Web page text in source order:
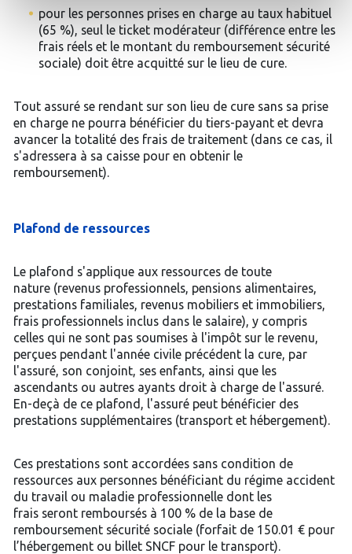
pour les personnes prises en charge au taux habituel
(65 %), seul le ticket modérateur (différence entre les
frais réels et le montant du remboursement sécurité
sociale) doit être acquitté sur le lieu de cure.
Tout assuré se rendant sur son lieu de cure sans sa prise
en charge ne pourra bénéficier du tiers-payant et devra
avancer la totalité des frais de traitement (dans ce cas, il
s'adressera à sa caisse pour en obtenir le
remboursement).
Plafond de ressources
Le plafond s'applique aux ressources de toute
nature (revenus professionnels, pensions alimentaires,
prestations familiales, revenus mobiliers et immobiliers,
frais professionnels inclus dans le salaire), y compris
celles qui ne sont pas soumises à l'impôt sur le revenu,
perçues pendant l'année civile précédent la cure, par
l'assuré, son conjoint, ses enfants, ainsi que les
ascendants ou autres ayants droit à charge de l'assuré.
En-deçà de ce plafond, l'assuré peut bénéficier des
prestations supplémentaires (transport et hébergement).
Ces prestations sont accordées sans condition de
ressources aux personnes bénéficiant du régime accident
du travail ou maladie professionnelle dont les
frais seront remboursés à 100 % de la base de
remboursement sécurité sociale (forfait de 150.01 € pour
l’hébergement ou billet SNCF pour le transport).